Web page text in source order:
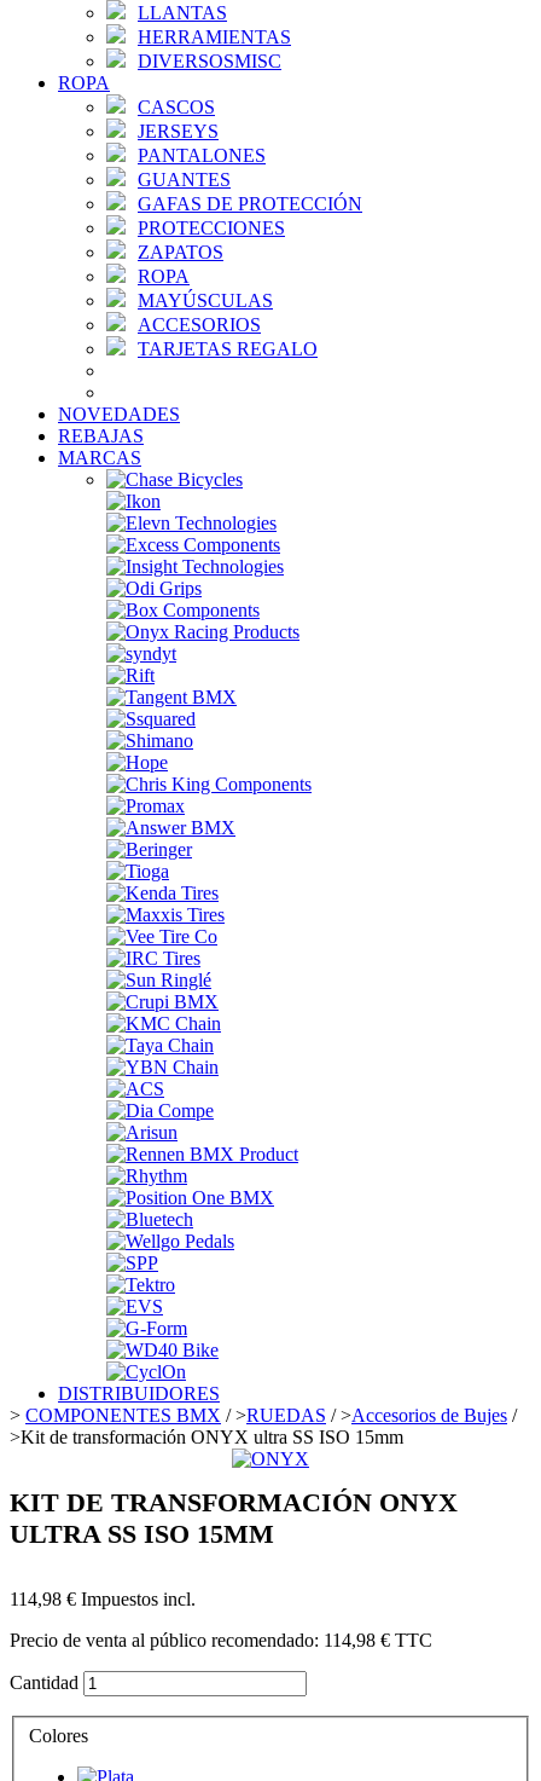
LLANTAS
HERRAMIENTAS
DIVERSOSMISC
ROPA
CASCOS
JERSEYS
PANTALONES
GUANTES
GAFAS DE PROTECCIÓN
PROTECCIONES
ZAPATOS
ROPA
MAYÚSCULAS
ACCESORIOS
TARJETAS REGALO
NOVEDADES
REBAJAS
MARCAS
DISTRIBUIDORES
> COMPONENTES BMX />RUEDAS />Accesorios de Bujes /
>Kit de transformación ONYX ultra SS ISO 15mm
KIT DE TRANSFORMACIÓN ONYX
ULTRA SS ISO 15MM
114,98 € Impuestos incl.
Precio de venta al público recomendado: 114,98 € TTC
Cantidad
Colores